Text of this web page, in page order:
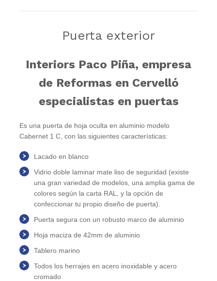
Puerta exterior
Interiors Paco Piña, empresa
de Reformas en Cervelló
especialistas en puertas
Es una puerta de hoja oculta en aluminio modelo
Cabernet 1 C, con las siguientes características:
Lacado en blanco
Vidrio doble laminar mate liso de seguridad (existe
una gran variedad de modelos, una amplia gama de
colores según la carta RAL, y la opción de
confeccionar tu propio diseño de puerta).
Puerta segura con un robusto marco de aluminio
Hoja maciza de 42mm de aluminio
Tablero marino
Todos los herrajes en acero inoxidable y acero
cromado